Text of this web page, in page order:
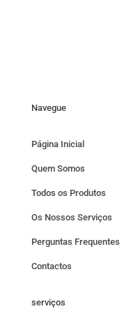
Navegue
Página Inicial
Quem Somos
Todos os Produtos
Os Nossos Serviços
Perguntas Frequentes
Contactos
serviços